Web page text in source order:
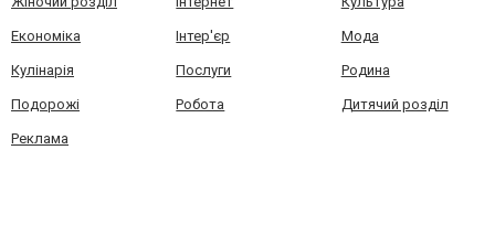
Економіка Інтер'єр Мода
Кулінарія Послуги Родина
Подорожі Робота Дитячий розділ
Реклама